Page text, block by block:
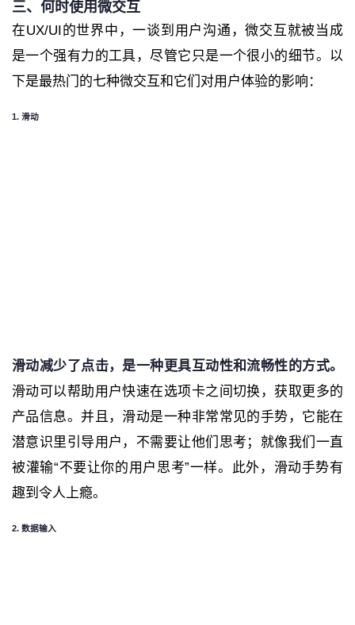
三、何时使用微交互
在UX/UI的世界中，一谈到用户沟通，微交互就被当成
是一个强有力的工具，尽管它只是一个很小的细节。以
下是最热门的七种微交互和它们对用户体验的影响：
1. 滑动
滑动减少了点击，是一种更具互动性和流畅性的方式。
滑动可以帮助用户快速在选项卡之间切换，获取更多的
产品信息。并且，滑动是一种非常常见的手势，它能在
潜意识里引导用户，不需要让他们思考；就像我们一直
被灌输“不要让你的用户思考”一样。此外，滑动手势有
趣到令人上瘾。
2. 数据输入